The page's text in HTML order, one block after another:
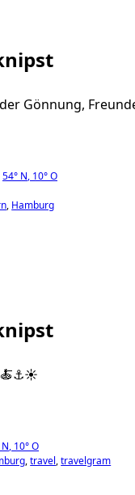
Gönnung,
54° N, 10°O
Hamburg
N, 10°O
travel travelgram